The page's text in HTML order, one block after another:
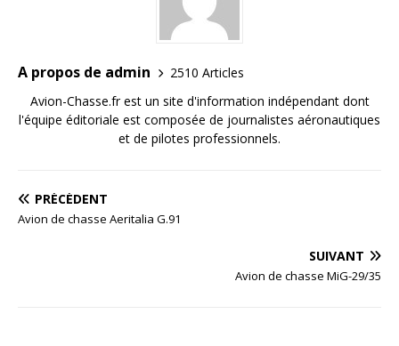
A propos de admin
2510 Articles
Avion-Chasse.fr est un site d'information indépendant dont
l'équipe éditoriale est composée de journalistes aéronautiques
et de pilotes professionnels.
PRÉCÉDENT
Avion de chasse Aeritalia G.91
SUIVANT
Avion de chasse MiG-29/35